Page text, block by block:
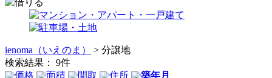
ienoma（いえのま）
> 分譲地
検索結果： 9件
価格
面積 間取 住所 築年月